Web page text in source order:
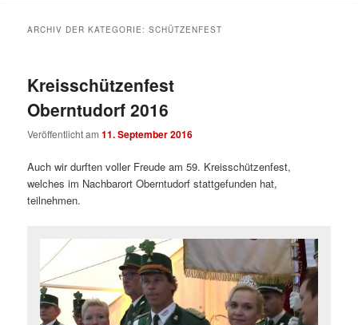
ARCHIV DER KATEGORIE:SCHÜTZENFEST
Kreisschützenfest
Oberntudorf 2016
Veröffentlicht am11. September 2016
Auch wir durften voller Freude am 59. Kreisschützenfest,
welches im Nachbarort Oberntudorf stattgefunden hat,
teilnehmen.